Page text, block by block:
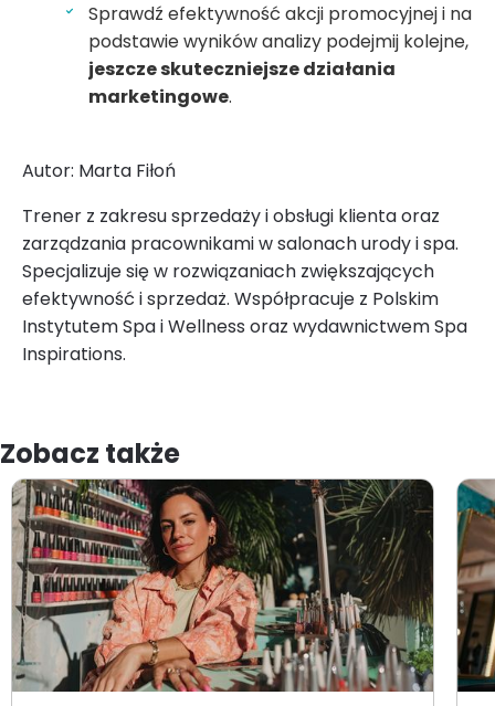
Sprawdź efektywność akcji promocyjnej i na
podstawie wyników analizy podejmij kolejne,
jeszcze skuteczniejsze działania
marketingowe.
Autor: Marta Fiłoń
Trener z zakresu sprzedaży i obsługi klienta oraz
zarządzania pracownikami w salonach urody i spa.
Specjalizuje się w rozwiązaniach zwiększających
efektywność i sprzedaż. Współpracuje z Polskim
Instytutem Spa i Wellness oraz wydawnictwem Spa
Inspirations.
Zobacz także